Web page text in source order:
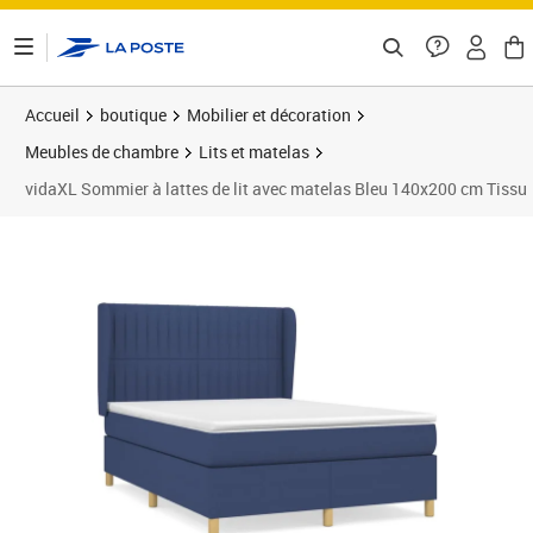
Accueil boutique
Mobilier et décoration
Meubles de chambre
Lits et matelas
vidaXL Sommier à lattes de lit avec matelas Bleu 140x200 cm Tissu